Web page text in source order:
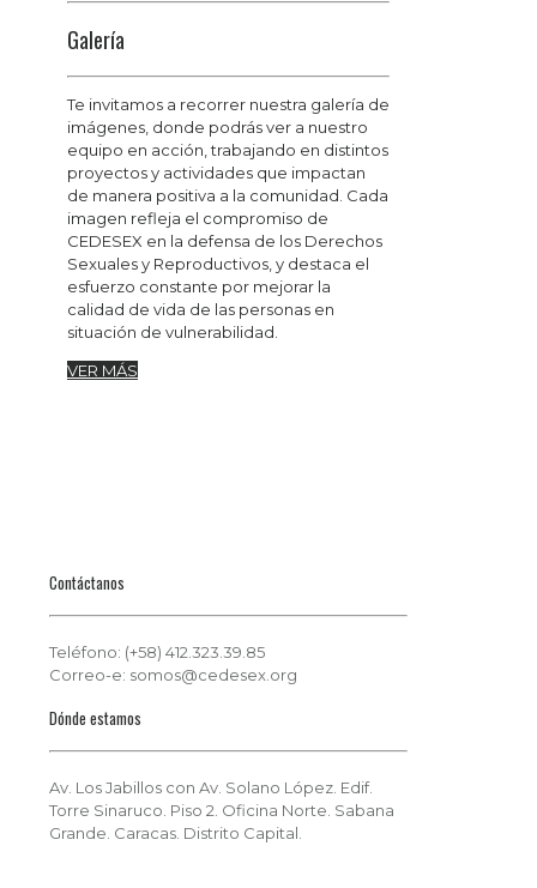
Galería
Te invitamos a recorrer nuestra galería de
imágenes, donde podrás ver a nuestro
equipo en acción, trabajando en distintos
proyectos y actividades que impactan
de manera positiva a la comunidad. Cada
imagen refleja el compromiso de
CEDESEX en la defensa de los Derechos
Sexuales y Reproductivos, y destaca el
esfuerzo constante por mejorar la
calidad de vida de las personas en
situación de vulnerabilidad.
VER MÁS
Contáctanos
Teléfono: (+58) 412.323.39.85
Correo-e: somos@cedesex.org
Dónde estamos
Av. Los Jabillos con Av. Solano López. Edif.
Torre Sinaruco. Piso 2. Oficina Norte. Sabana
Grande. Caracas. Distrito Capital.